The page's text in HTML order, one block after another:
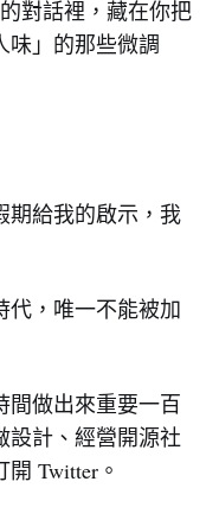
對話裡，藏在你把
味」的那些微調
期給我的啟示，我
代，唯一不能被加
間做出來重要一百
設計、經營開源社
Twitter。